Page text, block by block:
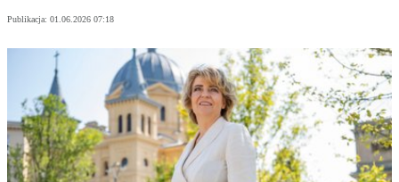
Publikacja: 01.06.2026 07:18